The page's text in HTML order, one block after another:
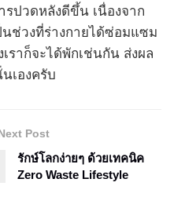
รปวดหลังดีขึ้น เนื่องจาก
ช่วงที่ร่างกายได้ซ่อมแซม
ราก็จะได้พักเช่นกัน ส่งผล
เองครับ
Post
รักษ์โลกง่ายๆ ด้วยเทคนิค
Zero Waste Lifestyle